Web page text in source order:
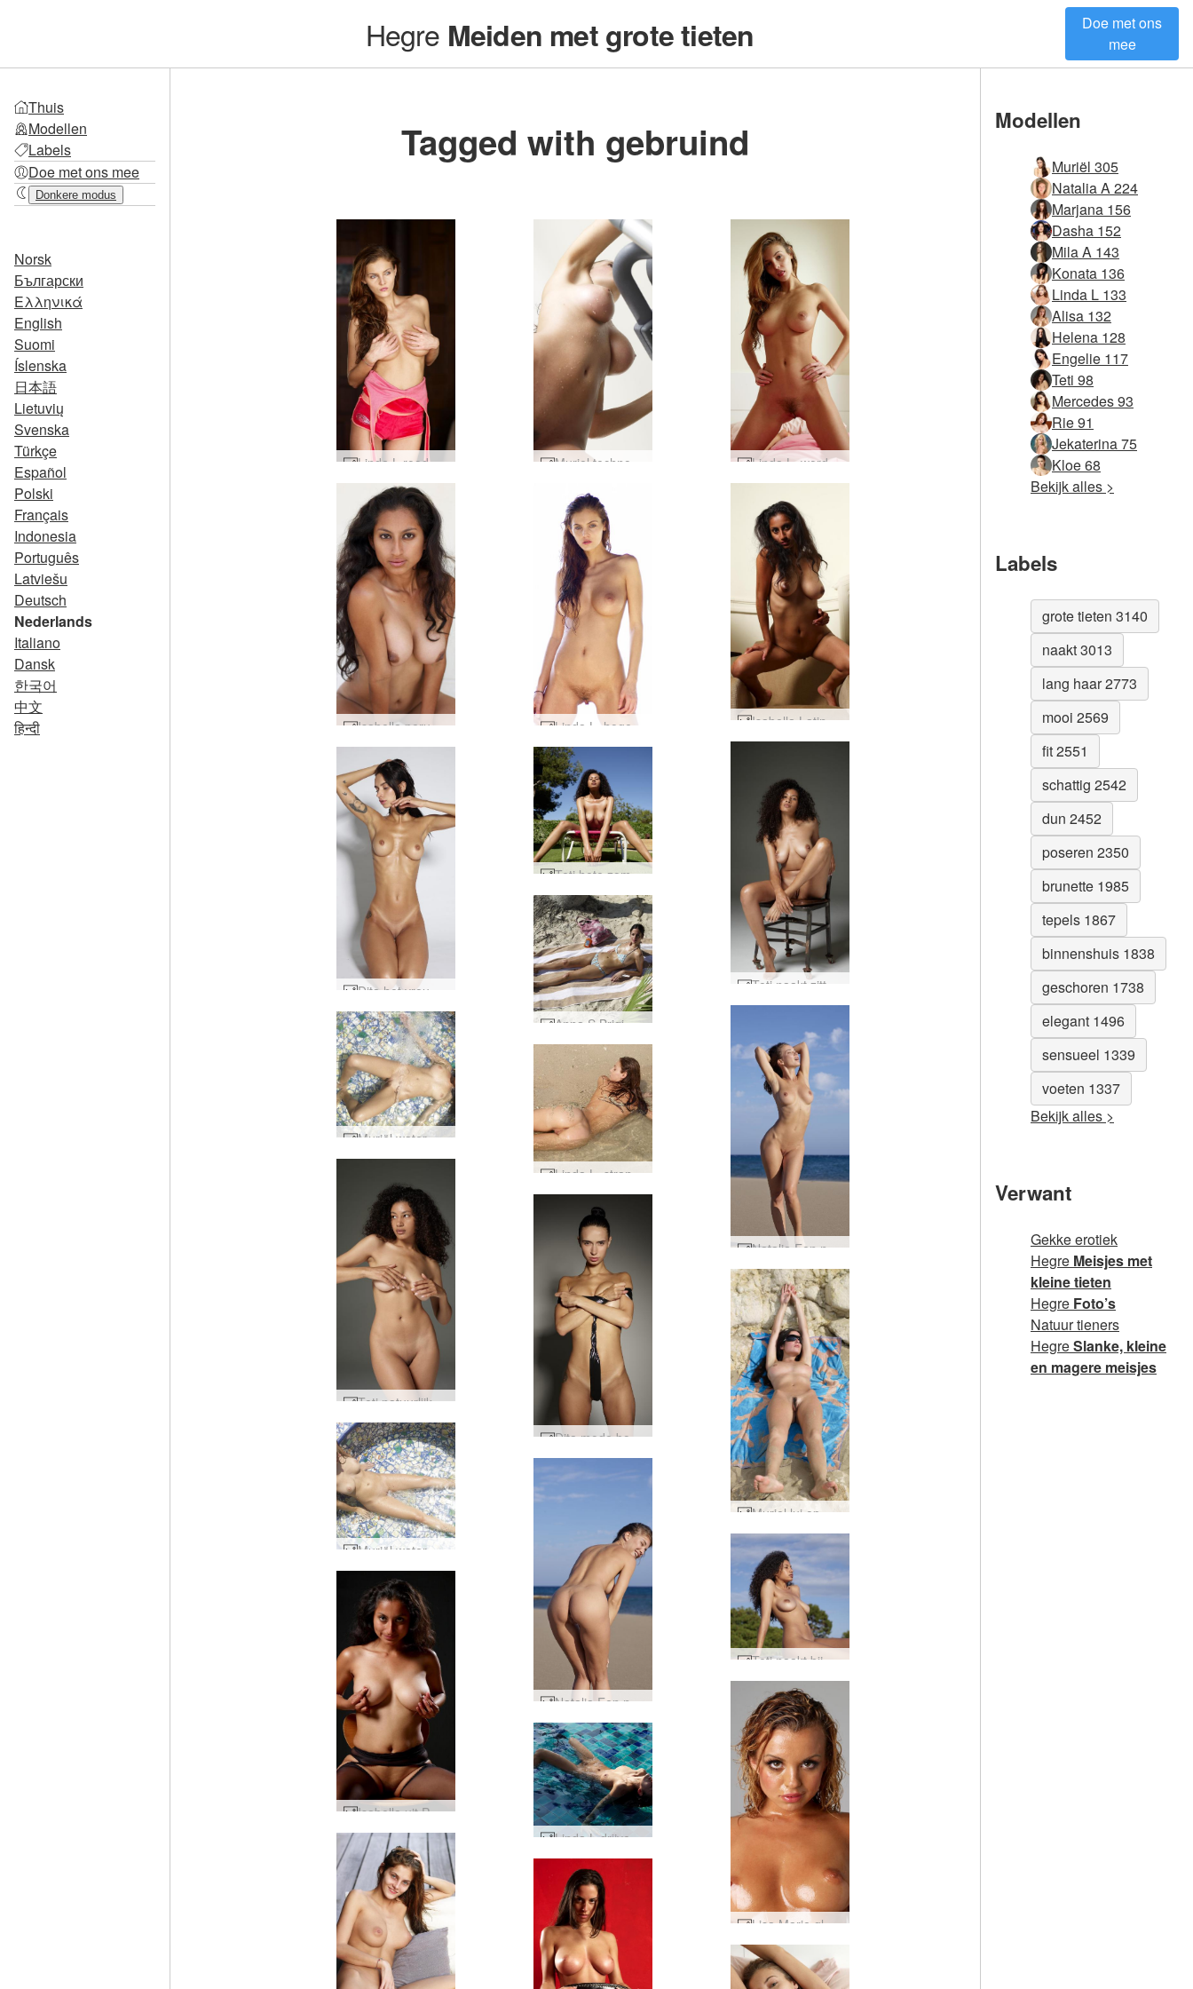
Hegre Meiden met grote tieten
Doe met ons
mee
Thuis
Modellen
Labels
Doe met ons mee
Donkere modus
Norsk
Български
Ελληνικά
English
Suomi
Íslenska
日本語
Lietuvių
Svenska
Türkçe
Español
Polski
Français
Indonesia
Português
Latviešu
Deutsch
Nederlands
Italiano
Dansk
한국어
中文
हिन्दी
Tagged with gebruind
Linda L rood rood #29 Linda L. wordt wakker #67
Isabella peru-parel #28 Linda L. hoge sleutel #1 Isabella Latina #15
Teti hete zomerdag #36
Anna S Brigi Melissa Muriel Suzie Suzie Carina picknick in Mexico deel 1 #6
Natalia Een naakt in het paradijs #16
Muriël watermassage #9
Linda L. strandleven #23
Teti natuurlijke schoonheid #18
Dita mode bondage #26
Muriel lui op het strand #55
Natalia Een naakt in het paradijs #5
Teti naakt bij zonsondergang #28
Isabella uit Peru met liefde #65
Lisa Marie glanzend #55
Linda L drijvend #35
Modellen
Muriël 305
Natalia A 224
Marjana 156
Dasha 152
Mila A 143
Konata 136
Linda L 133
Alisa 132
Helena 128
Engelie 117
Teti 98
Mercedes 93
Rie 91
Jekaterina 75
Kloe 68
Bekijk alles >
Labels
grote tieten 3140
naakt 3013
lang haar 2773
mooi 2569
fit 2551
schattig 2542
dun 2452
poseren 2350
brunette 1985
tepels 1867
binnenshuis 1838
geschoren 1738
elegant 1496
sensueel 1339
voeten 1337
Bekijk alles >
Verwant
Gekke erotiek
Hegre Meisjes met
kleine tieten
Hegre Foto’s
Natuur tieners
HegreSlanke, kleine
en magere meisjes